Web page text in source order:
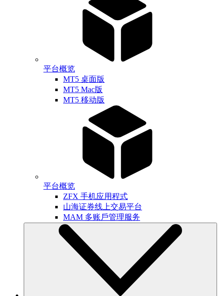
平台概览
MT5 桌面版
MT5 Mac版
MT5 移动版
平台概览
ZFX 手机应用程式
山海证券线上交易平台
MAM 多账戶管理服务